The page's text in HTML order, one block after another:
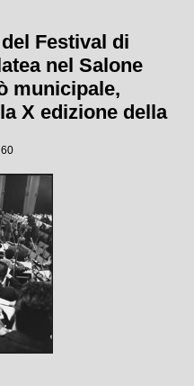
Festival di
nel Salone
municipale,
X edizione della